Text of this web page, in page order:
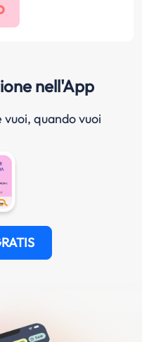
nell'App
quando vuoi